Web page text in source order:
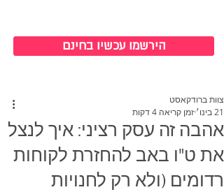
הירשמו עכשיו בחינם
אהבה זה עסק רציני: איך לנצל
את ט"ו באב להחזרת לקוחות
רדומים (ולא רק לחנויות
צוות ברודקאסט
21 בינו׳
זמן קריאה 4 דקות